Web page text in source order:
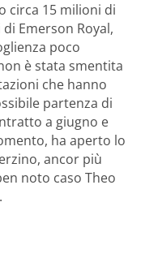
circa 15 milioni di
Emerson Royal,
poco
è stata smentita
che hanno
partenza di
a giugno e
ha aperto lo
ancor più
noto caso Theo